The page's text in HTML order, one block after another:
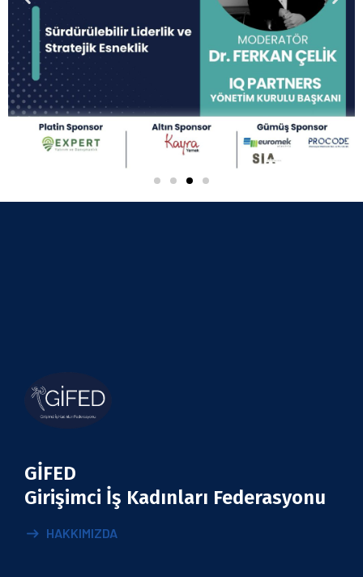
GİFED
Girişimci İş Kadınları Federasyonu
HAKKIMIZDA